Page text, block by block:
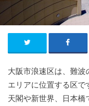
大阪市浪速区は、難
エリアに位置する区で
天閣や新世界、日本橋